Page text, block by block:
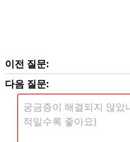
이전 질문:
다음 질문: